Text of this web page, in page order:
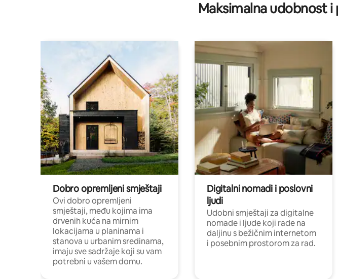
Maksimalna udobnost
Dobro opremljeni smještaji
Ovi dobro opremljeni
smještaji, među kojima ima
drvenih kuća na mirnim
lokacijama u planinama i
stanova u urbanim sredinama,
imaju sve sadržaje koji su vam
potrebni u vašem domu.
Digitalni nomadi i poslovni
ljudi
Udobni smještaji za digitalne
nomade i ljude koji rade na
daljinu s bežičnim internetom
i posebnim prostorom za rad.